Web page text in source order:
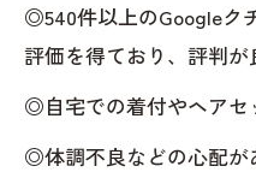
◎540件以上のGoogleク
評価を得ており、評判が
◎自宅での着付やヘアセ
◎体調不良などの心配が